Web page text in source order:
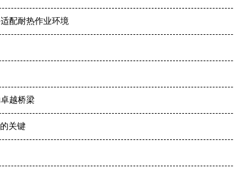
配耐热作业环境
越桥梁
关键